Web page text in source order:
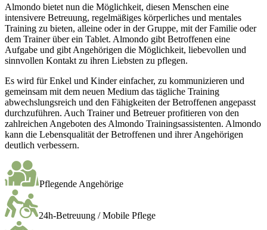
Almondo bietet nun die Möglichkeit, diesen Menschen eine
intensivere Betreuung, regelmäßiges körperliches und mentales
Training zu bieten, alleine oder in der Gruppe, mit der Familie oder
dem Trainer über ein Tablet. Almondo gibt Betroffenen eine
Aufgabe und gibt Angehörigen die Möglichkeit, liebevollen und
sinnvollen Kontakt zu ihren Liebsten zu pflegen.
Es wird für Enkel und Kinder einfacher, zu kommunizieren und
gemeinsam mit dem neuen Medium das tägliche Training
abwechslungsreich und den Fähigkeiten der Betroffenen angepasst
durchzuführen. Auch Trainer und Betreuer profitieren von den
zahlreichen Angeboten des Almondo Trainingsassistenten. Almondo
kann die Lebensqualität der Betroffenen und ihrer Angehörigen
deutlich verbessern.
Pflegende Angehörige
24h-Betreuung / Mobile Pflege